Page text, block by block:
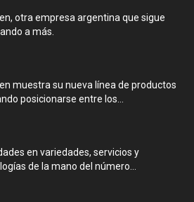
otra empresa argentina que sigue
a más.
muestra su nueva línea de productos
posicionarse entre los...
en variedades, servicios y
de la mano del número...